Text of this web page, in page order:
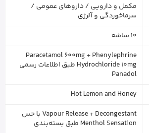
مکمل و دارویی / داروهای عمومی /
سرماخوردگی و آلرژی
10 ساشه
Paracetamol 600mg + Phenylephrine
Hydrochloride 10mg طبق اطلاعات رسمی
Panadol
Hot Lemon and Honey
Vapour Release + Decongestant با حس
Menthol Sensation طبق بسته‌بندی